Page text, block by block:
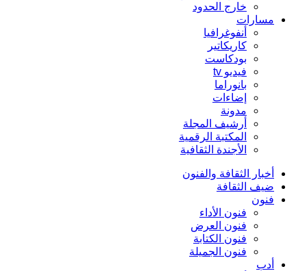
خارج الحدود
مسارات
أنفوغرافيا
كاريكاتير
بودكاست
فيديو tv
بانوراما
إضاءات
مدونة
أرشيف المجلة
المكتبة الرقمية
الأجندة الثقافية
أخبار الثقافة والفنون
ضيف الثقافة
فنون
فنون الأداء
فنون العرض
فنون الكتابة
فنون الجميلة
أدب